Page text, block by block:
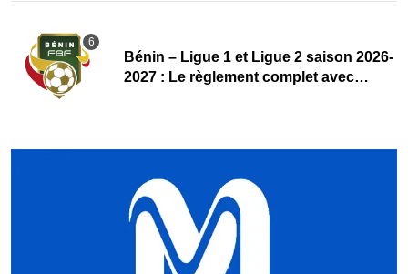
Bénin – Ligue 1 et Ligue 2 saison 2026-
2027 : Le règlement complet avec